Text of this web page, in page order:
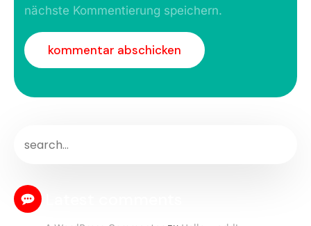
nächste Kommentierung speichern.